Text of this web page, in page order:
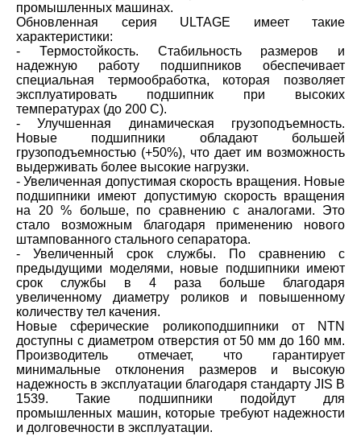
промышленных машинах.
Обновленная серия ULTAGE имеет такие
характеристики:
- Термостойкость. Стабильность размеров и
надежную работу подшипников обеспечивает
специальная термообработка, которая позволяет
эксплуатировать подшипник при высоких
температурах (до 200 С).
- Улучшенная динамическая грузоподъемность.
Новые подшипники обладают большей
грузоподъемностью (+50%), что дает им возможность
выдерживать более высокие нагрузки.
- Увеличенная допустимая скорость вращения. Новые
подшипники имеют допустимую скорость вращения
на 20 % больше, по сравнению с аналогами. Это
стало возможным благодаря применению нового
штампованного стального сепаратора.
- Увеличенный срок службы. По сравнению с
предыдущими моделями, новые подшипники имеют
срок службы в 4 раза больше благодаря
увеличенному диаметру роликов и повышенному
количеству тел качения.
Новые сферические роликоподшипники от NTN
доступны с диаметром отверстия от 50 мм до 160 мм.
Производитель отмечает, что гарантирует
минимальные отклонения размеров и высокую
надежность в эксплуатации благодаря стандарту JIS B
1539. Такие подшипники подойдут для
промышленных машин, которые требуют надежности
и долговечности в эксплуатации.